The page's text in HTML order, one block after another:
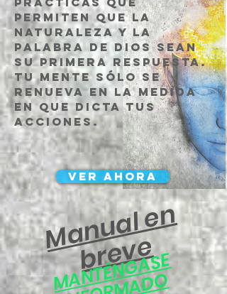
permiten que la
naturaleza y la
Palabra de Dios sean
su primera respuesta.
tu mente sólo se
renueva en la medida
en que dicta tus
acciones.
VER AHORA
M
a
n
u
al
e
n
b
r
e
v
e
N
T
É
N
G
A
S
E
I
N
F
O
R
M
A
D